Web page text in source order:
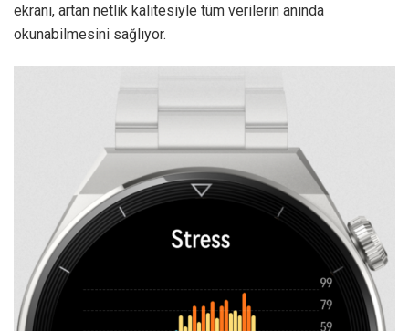
ekranı, artan netlik kalitesiyle tüm verilerin anında
okunabilmesini sağlıyor.